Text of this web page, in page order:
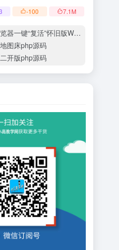
-100 7.1M
一键“复活”怀旧版Windows
图床php源码
开版php源码